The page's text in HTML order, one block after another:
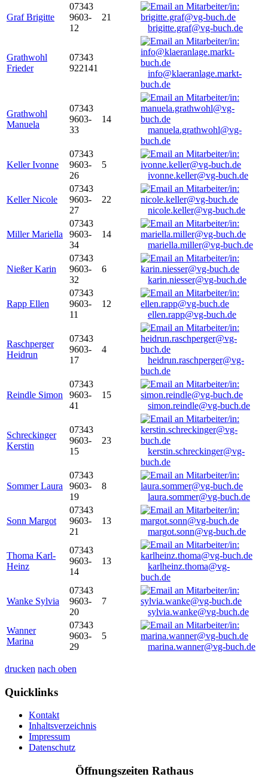
Graf Brigitte
07343
9603-
12
21
brigitte.graf@vg-buch.de
Grathwohl
Frieder
07343
922141
info@klaeranlage.markt-
buch.de
Grathwohl
Manuela
07343
9603-
33
14
manuela.grathwohl@vg-
buch.de
Keller Ivonne
07343
9603-
26
5
ivonne.keller@vg-buch.de
Keller Nicole
07343
9603-
27
22
nicole.keller@vg-buch.de
Miller Mariella
07343
9603-
34
14
mariella.miller@vg-buch.de
Nießer Karin
07343
9603-
32
6
karin.niesser@vg-buch.de
Rapp Ellen
07343
9603-
11
12
ellen.rapp@vg-buch.de
Raschperger
Heidrun
07343
9603-
17
4
heidrun.raschperger@vg-
buch.de
Reindle Simon
07343
9603-
41
15
simon.reindle@vg-buch.de
Schreckinger
Kerstin
07343
9603-
15
23
kerstin.schreckinger@vg-
buch.de
Sommer Laura
07343
9603-
19
8
laura.sommer@vg-buch.de
Sonn Margot
07343
9603-
21
13
margot.sonn@vg-buch.de
Thoma Karl-
Heinz
07343
9603-
14
13
karlheinz.thoma@vg-
buch.de
Wanke Sylvia
07343
9603-
20
7
sylvia.wanke@vg-buch.de
Wanner
Marina
07343
9603-
29
5
marina.wanner@vg-buch.de
drucken nach oben
Quicklinks
Kontakt
Inhaltsverzeichnis
Impressum
Datenschutz
Öffnungszeiten Rathaus